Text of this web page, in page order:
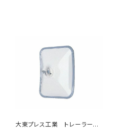
大東プレス工業 トレーラーミ